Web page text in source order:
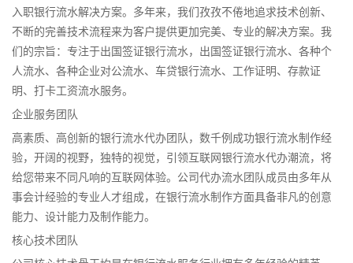
入职银行流水解决方案。多年来，我们孜孜不倦地追求技术创新、
不断的完善技术流程来为客户提供更加完美、专业的解决方案。我
们的宗旨：专注于出国签证银行流水，出国签证银行流水、各种个
人流水、各种企业对公流水、车贷银行流水、工作证明、存款证
明、打卡工资流水服务。
企业服务团队
高素质、高创新的银行流水代办团队，数千例成功银行流水制作经
验，开阔的视野，独特的视觉，引领互联网银行流水代办潮流，将
给您带来不同凡响的互联网体验。公司代办流水团队成员由多年从
事会计经验的专业人才组成，在银行流水制作方面具备非凡的创意
能力、设计能力及制作能力。
核心技术团队